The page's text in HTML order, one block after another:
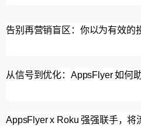
告别再营销盲区：你以为有效的
从信号到优化：AppsFlyer 如何
AppsFlyer x Roku 强强联手，将